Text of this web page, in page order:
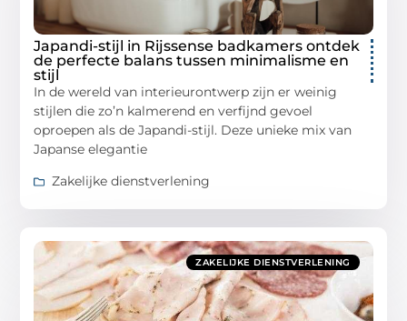
Japandi-stijl in Rijssense badkamers ontdek
de perfecte balans tussen minimalisme en
stijl
In de wereld van interieurontwerp zijn er weinig
stijlen die zo’n kalmerend en verfijnd gevoel
oproepen als de Japandi-stijl. Deze unieke mix van
Japanse elegantie
Zakelijke dienstverlening
ZAKELIJKE DIENSTVERLENING